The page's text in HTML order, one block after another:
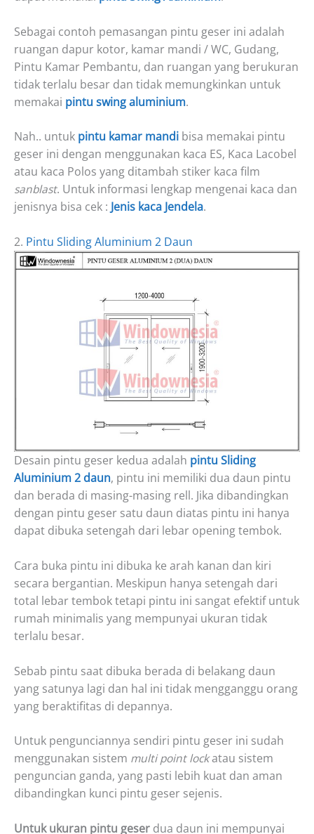
Sebagai contoh pemasangan pintu geser ini adalah
ruangan dapur kotor, kamar mandi / WC, Gudang,
Pintu Kamar Pembantu, dan ruangan yang berukuran
tidak terlalu besar dan tidak memungkinkan untuk
memakai pintu swing aluminium.
Nah.. untuk pintu kamar mandi bisa memakai pintu
geser ini dengan menggunakan kaca ES, Kaca Lacobel
atau kaca Polos yang ditambah stiker kaca film
sanblast. Untuk informasi lengkap mengenai kaca dan
jenisnya bisa cek : Jenis kaca Jendela.
2. Pintu Sliding Aluminium 2 Daun
Desain pintu geser kedua adalah pintu Sliding
Aluminium 2 daun, pintu ini memiliki dua daun pintu
dan berada di masing-masing rell. Jika dibandingkan
dengan pintu geser satu daun diatas pintu ini hanya
dapat dibuka setengah dari lebar opening tembok.
Cara buka pintu ini dibuka ke arah kanan dan kiri
secara bergantian. Meskipun hanya setengah dari
total lebar tembok tetapi pintu ini sangat efektif untuk
rumah minimalis yang mempunyai ukuran tidak
terlalu besar.
Sebab pintu saat dibuka berada di belakang daun
yang satunya lagi dan hal ini tidak mengganggu orang
yang beraktifitas di depannya.
Untuk pengunciannya sendiri pintu geser ini sudah
menggunakan sistem multi point lockatau sistem
penguncian ganda, yang pasti lebih kuat dan aman
dibandingkan kunci pintu geser sejenis.
Untuk ukuran pintu geser dua daun ini mempunyai